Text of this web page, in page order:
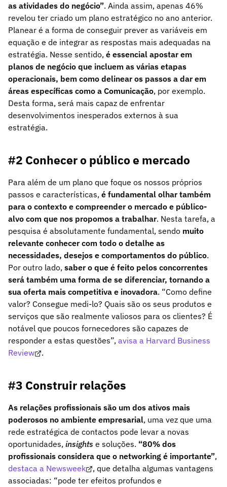
as atividades do negócio”. Ainda assim, apenas 46%
revelou ter criado um plano estratégico no ano anterior.
Planear é a forma de conseguir prever as variáveis em
equação e de integrar as respostas mais adequadas na
estratégia. Nesse sentido, é essencial apostar em
planos de negócio que incluem as várias etapas
operacionais, bem como delinear os passos a dar em
áreas específicas como a Comunicação, por exemplo.
Desta forma, será mais capaz de enfrentar
desenvolvimentos inesperados externos à sua
estratégia.
#2 Conhecer o público e mercado
Para além de um plano que foque os nossos próprios
passos e características, é fundamental olhar também
para o contexto e compreender o mercado e público-
alvo com que nos propomos a trabalhar. Nesta tarefa, a
pesquisa é absolutamente fundamental, sendo muito
relevante conhecer com todo o detalhe as
necessidades, desejos e comportamentos do público.
Por outro lado, saber o que é feito pelos concorrentes
será também uma forma de se diferenciar, tornando a
sua oferta mais competitiva e inovadora. “Como define
valor? Consegue medi-lo? Quais são os seus produtos e
serviços que são realmente valiosos para os clientes? É
notável que poucos fornecedores são capazes de
responder a estas questões”, avisa a Harvard Business
Review
.
#3 Construir relações
As relações profissionais são um dos ativos mais
poderosos no ambiente empresarial, uma vez que uma
rede estratégica de contactos pode levar a novas
oportunidades, insights e soluções. “80% dos
profissionais considera que o networking é importante”,
destaca a Newsweek
, que detalha algumas vantagens
associadas: “pode ter efeitos profundos e